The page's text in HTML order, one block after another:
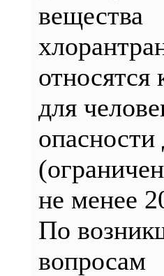
вещества
относятся
для
опасности
не менее
По
вопросам